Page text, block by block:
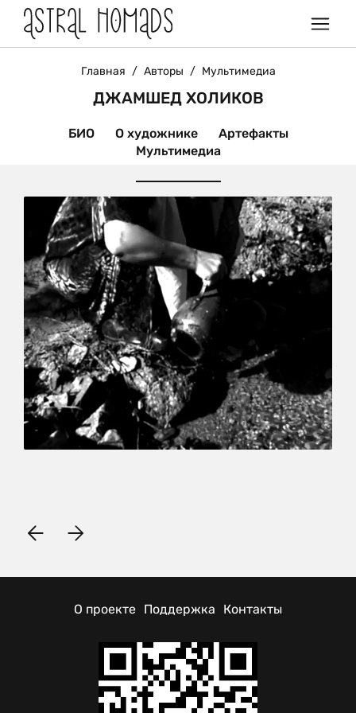
Главная / Авторы / Мультимедиа
ДЖАМШЕД ХОЛИКОВ
БИО О художнике
Артефакты
Мультимедиа
О проекте Поддержка Контакты